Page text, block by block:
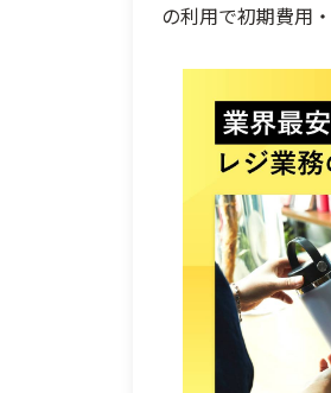
の利用で初期費用